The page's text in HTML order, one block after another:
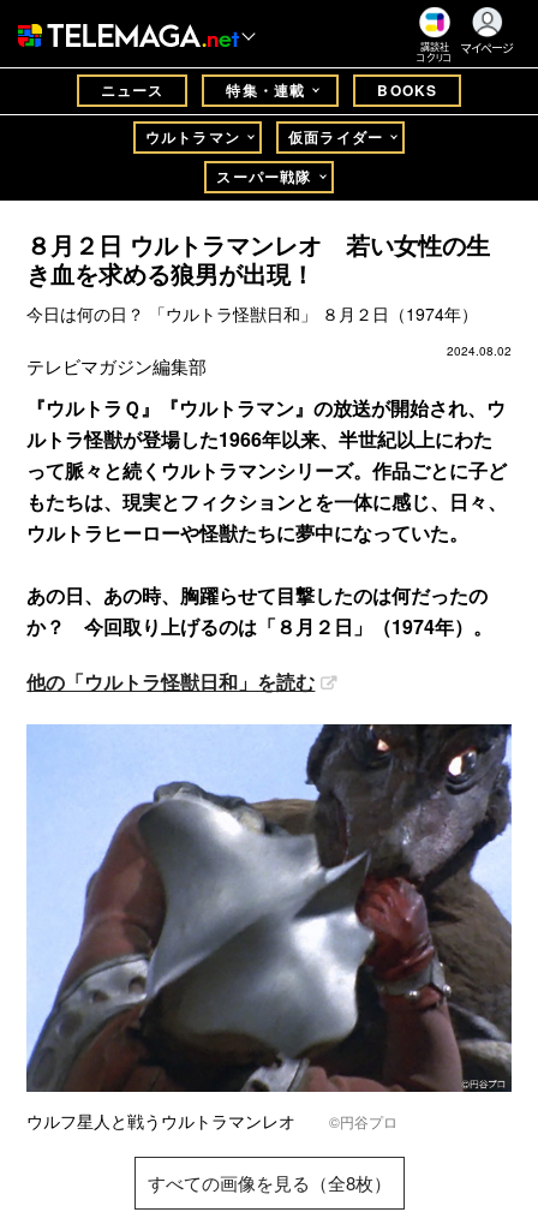
講談社
コクリコ
マイページ
ニュース 特集・連載 BOOKS
ウルトラマン
仮面ライダー
スーパー戦隊
８月２日 ウルトラマンレオ 若い女性の生
き血を求める狼男が出現！
今日は何の日？ 「ウルトラ怪獣日和」 ８月２日（1974年）
2024.08.02
テレビマガジン編集部
『ウルトラＱ』『ウルトラマン』の放送が開始され、ウ
ルトラ怪獣が登場した1966年以来、半世紀以上にわた
って脈々と続くウルトラマンシリーズ。作品ごとに子ど
もたちは、現実とフィクションとを一体に感じ、日々、
ウルトラヒーローや怪獣たちに夢中になっていた。
あの日、あの時、胸躍らせて目撃したのは何だったの
か？ 今回取り上げるのは「８月２日」（1974年）。
他の「ウルトラ怪獣日和」を読む
ウルフ星人と戦うウルトラマンレオ©円谷プロ
すべての画像を見る（全8枚）